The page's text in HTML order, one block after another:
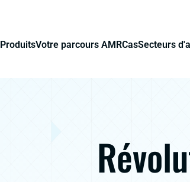
ProduitsVotre parcours AMRCasSecteurs